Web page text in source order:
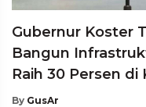
Gubernur Koster
Bangun
Raih 30 Persen
By GusAr